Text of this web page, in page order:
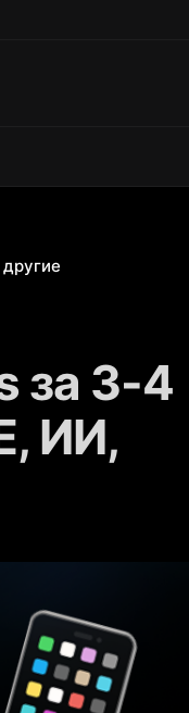
за 3-4
ИИ,